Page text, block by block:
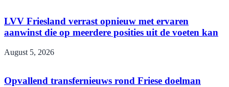
LVV Friesland verrast opnieuw met ervaren
aanwinst die op meerdere posities uit de voeten kan
August 5, 2026
Opvallend transfernieuws rond Friese doelman